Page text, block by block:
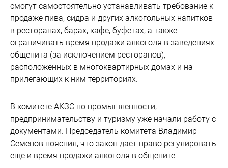
смогут самостоятельно устанавливать требование к
продаже пива, сидра и других алкогольных напитков
в ресторанах, барах, кафе, буфетах, а также
ограничивать время продажи алкоголя в заведениях
общепита (за исключением ресторанов),
расположенных в многоквартирных домах и на
прилегающих к ним территориях.
В комитете АКЗС по промышленности,
предпринимательству и туризму уже начали работу с
документами. Председатель комитета Владимир
Семенов пояснил, что закон дает право регулировать
еще и время продажи алкоголя в общепите.